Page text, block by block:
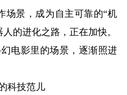
场景，成为自主可靠的“机
的进化之路，正在加快。
影里的场景，逐渐照进
科技范儿